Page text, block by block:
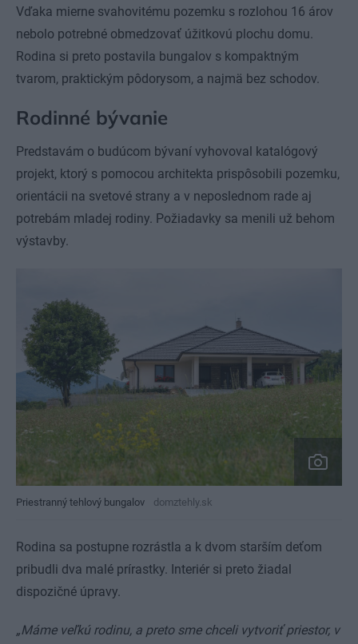
Vďaka mierne svahovitému pozemku s rozlohou 16 árov
nebolo potrebné obmedzovať úžitkovú plochu domu.
Rodina si preto postavila bungalov s kompaktným
tvarom, praktickým pôdorysom, a najmä bez schodov.
Rodinné bývanie
Predstavám o budúcom bývaní vyhovoval katalógový
projekt, ktorý s pomocou architekta prispôsobili pozemku,
orientácii na svetové strany a v neposlednom rade aj
potrebám mladej rodiny. Požiadavky sa menili už behom
výstavby.
Priestranný tehlový bungalov domztehly.sk
Rodina sa postupne rozrástla a k dvom starším deťom
pribudli dva malé prírastky. Interiér si preto žiadal
dispozičné úpravy.
„Máme veľkú rodinu, a preto sme chceli vytvoriť priestor, v